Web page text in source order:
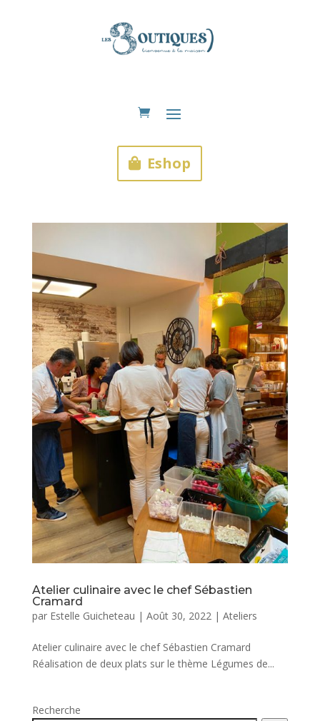
Eshop
Atelier culinaire avec le chef Sébastien
Cramard
par Estelle Guicheteau | Août 30, 2022| Ateliers
Atelier culinaire avec le chef Sébastien Cramard
Réalisation de deux plats sur le thème Légumes de...
Recherche